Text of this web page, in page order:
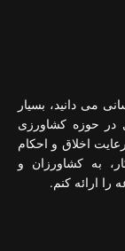
می دانید، بسیار
در حوزه کشاورزی
اخلاق و احکام
به کشاورزان و
ارائه کنم.